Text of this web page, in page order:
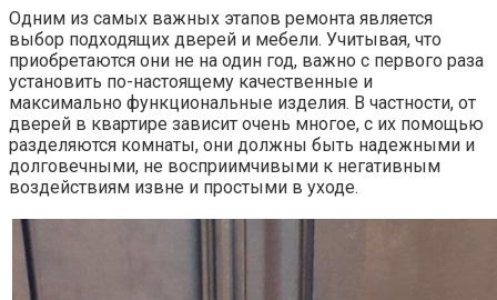
Одним из самых важных этапов ремонта является
выбор подходящих дверей и мебели. Учитывая, что
приобретаются они не на один год, важно с первого раза
установить по-настоящему качественные и
максимально функциональные изделия. В частности, от
дверей в квартире зависит очень многое, с их помощью
разделяются комнаты, они должны быть надежными и
долговечными, не восприимчивыми к негативным
воздействиям извне и простыми в уходе.